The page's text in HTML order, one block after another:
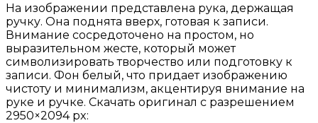
На изображении представлена рука, держащая
ручку. Она поднята вверх, готовая к записи.
Внимание сосредоточено на простом, но
выразительном жесте, который может
символизировать творчество или подготовку к
записи. Фон белый, что придает изображению
чистоту и минимализм, акцентируя внимание на
руке и ручке. Скачать оригинал с разрешением
2950×2094 px: